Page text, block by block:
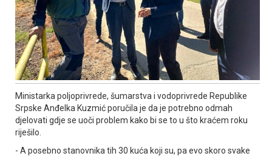
Ministarka poljoprivrede, šumarstva i vodoprivrede Republike
Srpske Anđelka Kuzmić poručila je da je potrebno odmah
djelovati gdje se uoči problem kako bi se to u što kraćem roku
riješilo.
- A posebno stanovnika tih 30 kuća koji su, pa evo skoro svake